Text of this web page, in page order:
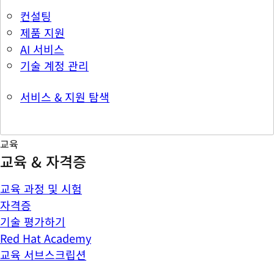
컨설팅
제품 지원
AI 서비스
기술 계정 관리
서비스 & 지원 탐색
교육
교육 & 자격증
교육 과정 및 시험
자격증
기술 평가하기
Red Hat Academy
교육 서브스크립션